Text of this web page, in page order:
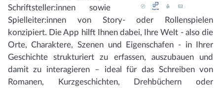
Schriftsteller:innen sowie
Spielleiter:innen von Story- oder Rollenspielen
konzipiert. Die App hilft Ihnen dabei, Ihre Welt - also die
Orte, Charaktere, Szenen und Eigenschafen - in Ihrer
Geschichte strukturiert zu erfassen, auszubauen und
damit zu interagieren – ideal für das Schreiben von
Romanen, Kurzgeschichten, Drehbüchern oder